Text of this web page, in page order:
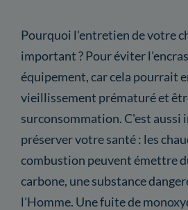
Pourquoi l'entretien de votre
important ? Pour éviter
équipement, car cela pourrait
vieillissement prématuré et
surconsommation. C'est
préserver votre santé : les
combustion peuvent émettre
carbone, une substance
l'Homme. Une fuite de